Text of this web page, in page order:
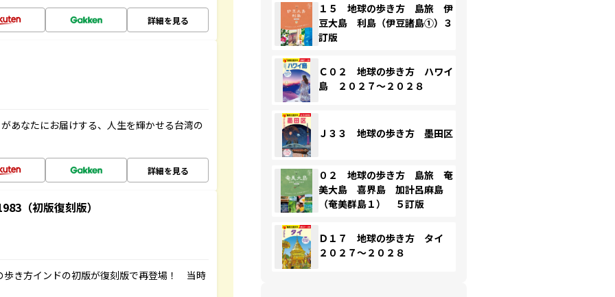
詳細を見る
あなたにお届けする、人生を輝かせる台湾の
詳細を見る
（初版復刻版）
歩き方インドの初版が復刻版で再登場！ 当時
１５ 地球の歩き方 島旅 伊
豆大島 利島（伊豆諸島①）３
訂版
Ｃ０２ 地球の歩き方 ハワイ
島 ２０２７～２０２８
Ｊ３３ 地球の歩き方 墨田区
０２ 地球の歩き方 島旅 奄
美大島 喜界島 加計呂麻島
（奄美群島１） ５訂版
Ｄ１７ 地球の歩き方 タイ
２０２７～２０２８